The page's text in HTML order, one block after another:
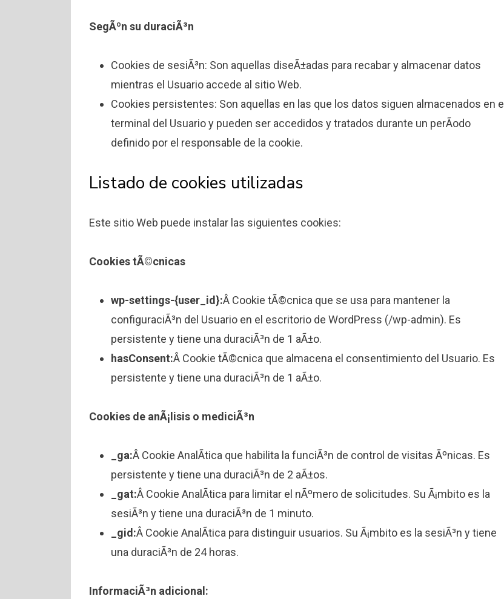
SegÃºn su duraciÃ³n
Cookies de sesiÃ³n: Son aquellas diseÃ±adas para recabar y almacenar datos
mientras el Usuario accede al sitio Web.
Cookies persistentes: Son aquellas en las que los datos siguen almacenados en el
terminal del Usuario y pueden ser accedidos y tratados durante un perÃ­odo
definido por el responsable de la cookie.
Listado de cookies utilizadas
Este sitio Web puede instalar las siguientes cookies:
Cookies tÃ©cnicas
wp-settings-{user_id}:Â Cookie tÃ©cnica que se usa para mantener la
configuraciÃ³n del Usuario en el escritorio de WordPress (/wp-admin). Es
persistente y tiene una duraciÃ³n de 1 aÃ±o.
hasConsent:Â Cookie tÃ©cnica que almacena el consentimiento del Usuario. Es
persistente y tiene una duraciÃ³n de 1 aÃ±o.
Cookies de anÃ¡lisis o mediciÃ³n
_ga:Â Cookie AnalÃ­tica que habilita la funciÃ³n de control de visitas Ãºnicas. Es
persistente y tiene una duraciÃ³n de 2 aÃ±os.
_gat:Â Cookie AnalÃ­tica para limitar el nÃºmero de solicitudes. Su Ã¡mbito es la
sesiÃ³n y tiene una duraciÃ³n de 1 minuto.
_gid:Â Cookie AnalÃ­tica para distinguir usuarios. Su Ã¡mbito es la sesiÃ³n y tiene
una duraciÃ³n de 24 horas.
InformaciÃ³n adicional: